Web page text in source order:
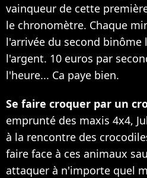
vainqueur de cette
le chronomètre. Chaque
l'arrivée du second binôme
l'argent. 10 euros par
l'heure... Ca paye bien.
Se faire croquer par un
emprunté des maxis 4x4,
à la rencontre des
faire face à ces animaux
attaquer à n'importe quel